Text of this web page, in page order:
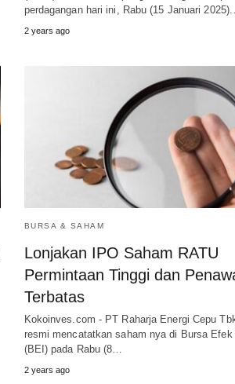
perdagangan hari ini, Rabu (15 Januari
2 years ago
BURSA & SAHAM
Lonjakan IPO Saham RATU
Permintaan Tinggi dan
Terbatas
Kokoinves.com - PT Raharja Energi Cepu
resmi mencatatkan saham nya di Bursa Efek
(BEI) pada Rabu (8…
2 years ago